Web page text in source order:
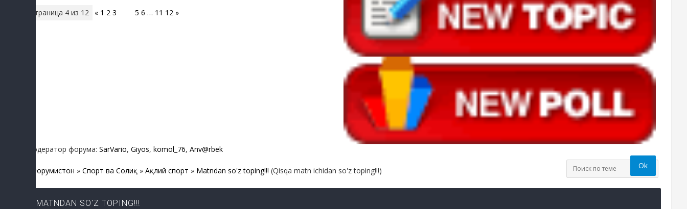
Страница 4 из 12 « 1 2 3 5 6 … 11 12 »
Модератор форума: SarVario, Giyos, komol_76, Anv@rbek
Форумистон » Спорт ва Соғлиқ » Ақлий спорт » Matndan so'z toping!!! (Qisqa matn ichidan so'z toping!!!)
MATNDAN SO'Z TOPING!!!